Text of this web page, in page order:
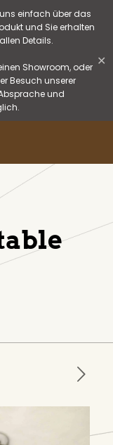
einfach über das
und Sie erhalten
Details.
Showroom, oder
Besuch unserer
und
✕